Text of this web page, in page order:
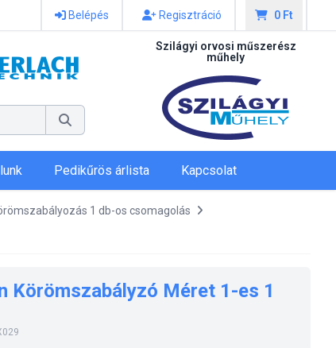
Belépés Regisztráció 0 Ft
Szilágyi orvosi műszerész
műhely
Pedikűrös árlista Kapcsolat
1 db-os csomagolás
Körömszabályzó Méret 1-es 1